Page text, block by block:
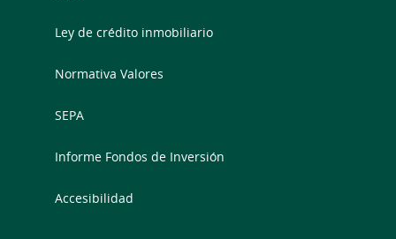
Ley de crédito inmobiliario
Normativa Valores
SEPA
Informe Fondos de Inversión
Accesibilidad